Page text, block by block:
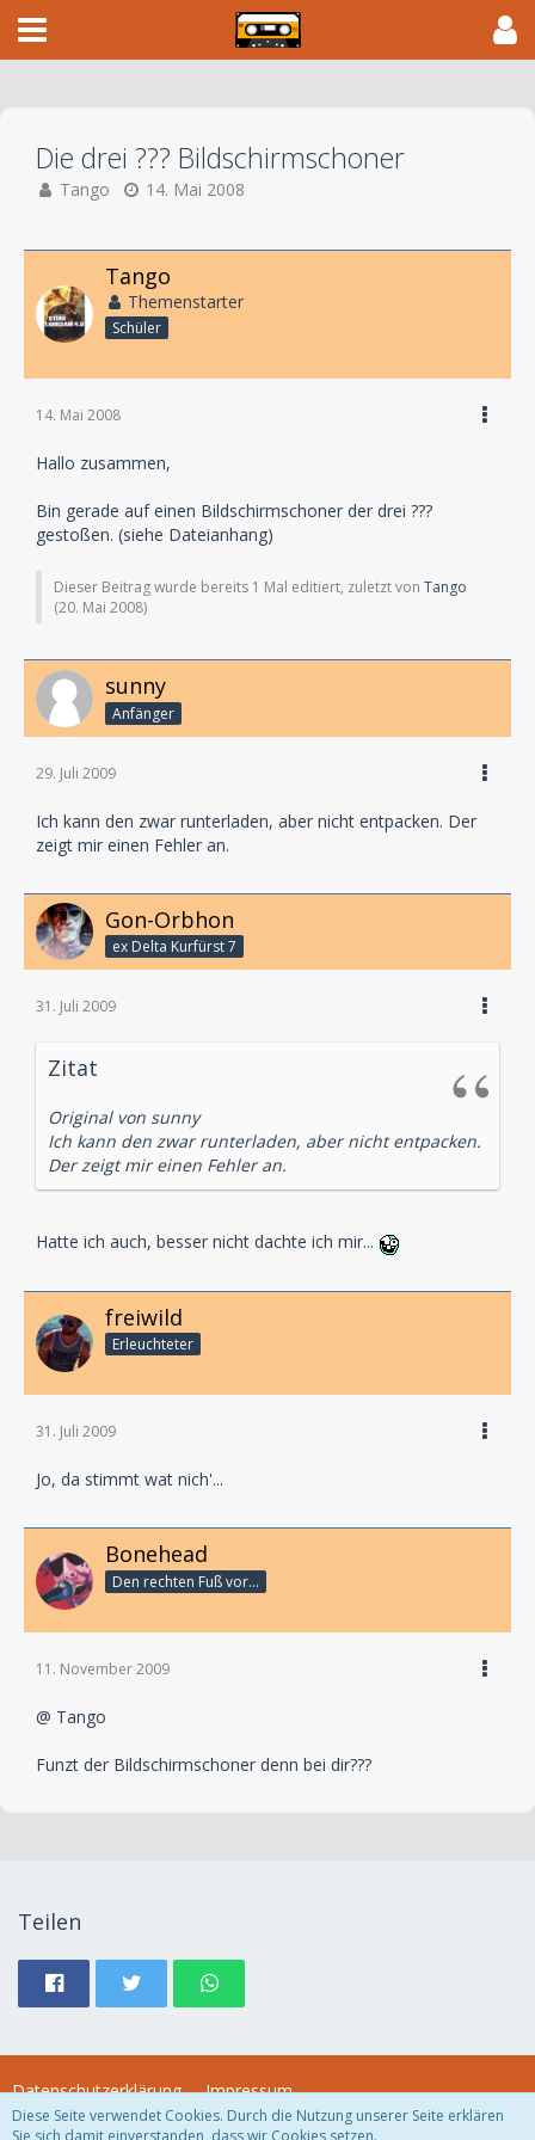
Die drei ??? Bildschirmschoner
Tango 14. Mai 2008
Tango
Themenstarter
Schüler
14. Mai 2008
Hallo zusammen,
Bin gerade auf einen Bildschirmschoner der drei ???
gestoßen. (siehe Dateianhang)
Dieser Beitrag wurde bereits 1 Mal editiert, zuletzt von Tango
(20. Mai 2008)
sunny
Anfänger
29. Juli 2009
Ich kann den zwar runterladen, aber nicht entpacken. Der
zeigt mir einen Fehler an.
Gon-Orbhon
ex Delta Kurfürst 7
31. Juli 2009
Zitat
Original von sunny
Ich kann den zwar runterladen, aber nicht entpacken.
Der zeigt mir einen Fehler an.
Hatte ich auch, besser nicht dachte ich mir...
freiwild
Erleuchteter
31. Juli 2009
Jo, da stimmt wat nich'...
Bonehead
Den rechten Fuß vor...
11. November 2009
@ Tango
Funzt der Bildschirmschoner denn bei dir???
Teilen
Datenschutzerklärung Impressum
Diese Seite verwendet Cookies. Durch die Nutzung unserer Seite erklären
Sie sich damit einverstanden, dass wir Cookies setzen.